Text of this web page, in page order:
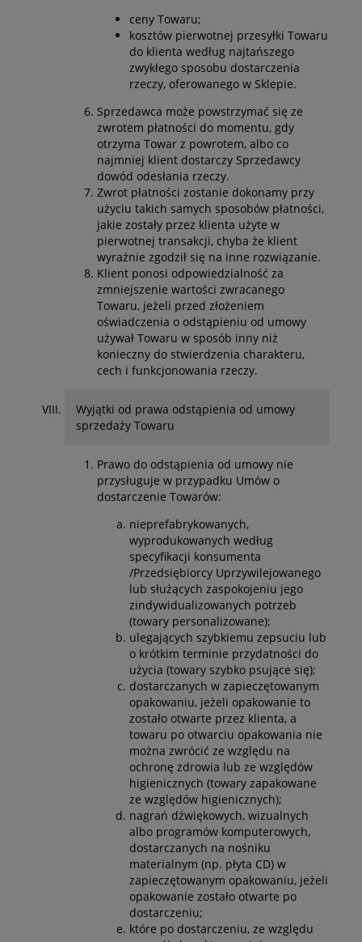
ceny Towaru;
kosztów pierwotnej przesyłki Towaru
do klienta według najtańszego
zwykłego sposobu dostarczenia
rzeczy, oferowanego w Sklepie.
Sprzedawca może powstrzymać się ze
zwrotem płatności do momentu, gdy
otrzyma Towar z powrotem, albo co
najmniej klient dostarczy Sprzedawcy
dowód odesłania rzeczy.
Zwrot płatności zostanie dokonamy przy
użyciu takich samych sposobów płatności,
jakie zostały przez klienta użyte w
pierwotnej transakcji, chyba że klient
wyraźnie zgodził się na inne rozwiązanie.
Klient ponosi odpowiedzialność za
zmniejszenie wartości zwracanego
Towaru, jeżeli przed złożeniem
oświadczenia o odstąpieniu od umowy
używał Towaru w sposób inny niż
konieczny do stwierdzenia charakteru,
cech i funkcjonowania rzeczy.
Wyjątki od prawa odstąpienia od umowy
sprzedaży Towaru
Prawo do odstąpienia od umowy nie
przysługuje w przypadku Umów o
dostarczenie Towarów:
nieprefabrykowanych,
wyprodukowanych według
specyfikacji konsumenta
/Przedsiębiorcy Uprzywilejowanego
lub służących zaspokojeniu jego
zindywidualizowanych potrzeb
(towary personalizowane);
ulegających szybkiemu zepsuciu lub
o krótkim terminie przydatności do
użycia (towary szybko psujące się);
dostarczanych w zapieczętowanym
opakowaniu, jeżeli opakowanie to
zostało otwarte przez klienta, a
towaru po otwarciu opakowania nie
można zwrócić ze względu na
ochronę zdrowia lub ze względów
higienicznych (towary zapakowane
ze względów higienicznych);
nagrań dźwiękowych, wizualnych
albo programów komputerowych,
dostarczanych na nośniku
materialnym (np. płyta CD) w
zapieczętowanym opakowaniu, jeżeli
opakowanie zostało otwarte po
dostarczeniu;
które po dostarczeniu, ze względu